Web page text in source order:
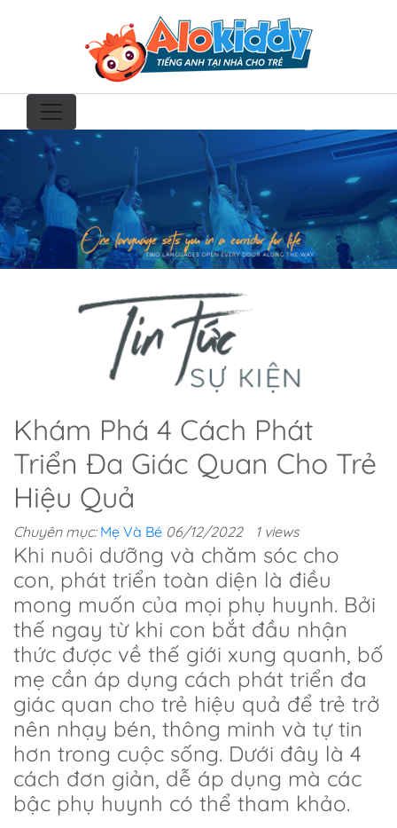
Khám Phá 4 Cách Phát
Triển Đa Giác Quan Cho Trẻ
Hiệu Quả
Chuyên mục: Mẹ Và Bé 06/12/2022 1 views
Khi nuôi dưỡng và chăm sóc cho
con, phát triển toàn diện là điều
mong muốn của mọi phụ huynh. Bởi
thế ngay từ khi con bắt đầu nhận
thức được về thế giới xung quanh, bố
mẹ cần áp dụng cách phát triển đa
giác quan cho trẻ hiệu quả để trẻ trở
nên nhạy bén, thông minh và tự tin
hơn trong cuộc sống. Dưới đây là 4
cách đơn giản, dễ áp dụng mà các
bậc phụ huynh có thể tham khảo.